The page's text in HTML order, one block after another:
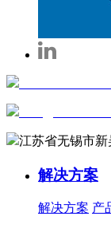
江苏省无锡市
解决方案
解决方案 产